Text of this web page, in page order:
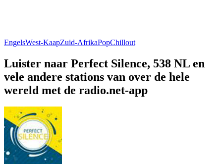
EngelsWest-KaapZuid-AfrikaPopChillout
Luister naar Perfect Silence, 538 NL en
vele andere stations van over de hele
wereld met de radio.net-app